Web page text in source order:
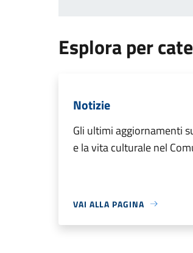
Esplora per
Notizie
Gli ultimi aggiornamenti
e la vita culturale nel
VAI ALLA PAGINA